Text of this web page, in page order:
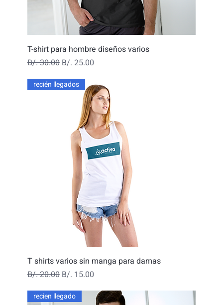
T-shirt para hombre diseños varios
Precio
B/. 30.00 Precio de oferta
B/. 25.00
recién llegados
T shirts varios sin manga para damas
Precio
B/. 20.00 Precio de oferta
B/. 15.00
recien llegado